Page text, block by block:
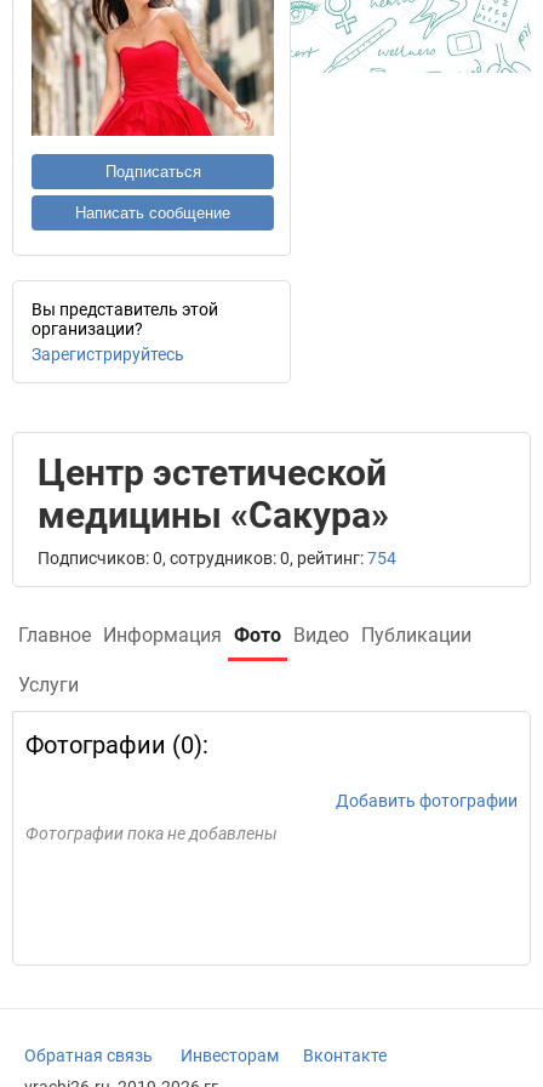
Подписаться
Написать сообщение
Вы представитель этой
организации?
Зарегистрируйтесь
Центр эстетической
медицины «Сакура»
Подписчиков: 0, сотрудников: 0, рейтинг:754
Главное Информация Фото Видео Публикации
Услуги
Фотографии (0):
Добавить фотографии
Фотографии пока не добавлены
Обратная связь Инвесторам
Вконтакте